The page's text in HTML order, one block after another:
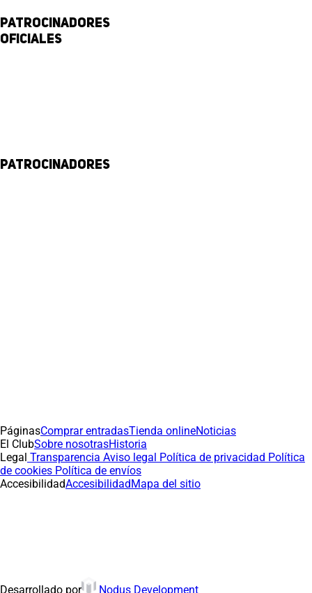
Patrocinadores
Oficiales
Patrocinadores
PáginasComprar entradasTienda onlineNoticias
El ClubSobre nosotrasHistoria
Legal Transparencia Aviso legal Política de privacidad Política
de cookies Política de envíos
AccesibilidadAccesibilidadMapa del sitio
Desarrollado por Nodus Development